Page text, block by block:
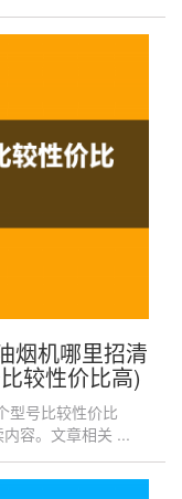
烟机哪里招清
较性价比高)
型号比较性价比
容。文章相关 ...